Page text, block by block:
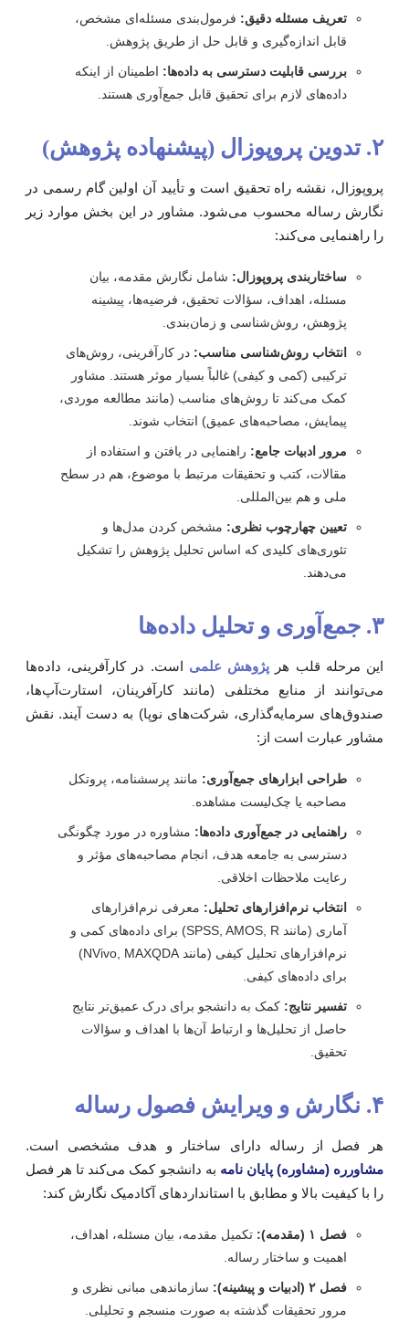
تعریف مسئله دقیق:فرمول‌بندی مسئله‌ای مشخص،
قابل اندازه‌گیری و قابل حل از طریق پژوهش.
بررسی قابلیت دسترسی به داده‌ها: اطمینان از اینکه
داده‌های لازم برای تحقیق قابل جمع‌آوری هستند.
نقشه راه تحقیق است و تأیید آن اولین گام رسمی در
رساله محسوب می‌شود. مشاور در این بخش موارد زیر
راهنمایی می‌کند:
ساختاربندی پروپوزال:شامل نگارش مقدمه، بیان
مسئله، اهداف، سؤالات تحقیق، فرضیه‌ها، پیشینه
پژوهش، روش‌شناسی و زمان‌بندی.
انتخاب روش‌شناسی مناسب:در کارآفرینی، روش‌های
ترکیبی (کمی و کیفی) غالباً بسیار موثر هستند. مشاور
کمک می‌کند تا روش‌های مناسب (مانند مطالعه موردی،
پیمایش، مصاحبه‌های عمیق) انتخاب شوند.
مرور ادبیات جامع:راهنمایی در یافتن و استفاده از
مقالات، کتب و تحقیقات مرتبط با موضوع، هم در سطح
ملی و هم بین‌المللی.
تعیین چهارچوب نظری:مشخص کردن مدل‌ها و
تئوری‌های کلیدی که اساس تحلیل پژوهش را تشکیل
می‌دهند.
مرحله قلب هرپژوهش علمیاست. در کارآفرینی، داده‌ها
از منابع مختلفی (مانند کارآفرینان، استارت‌آپ‌ها،
سرمایه‌گذاری، شرکت‌های نوپا) به دست آیند. نقش
عبارت است از:
طراحی ابزارهای جمع‌آوری: مانند پرسشنامه، پروتکل
مصاحبه یا چک‌لیست مشاهده.
راهنمایی در جمع‌آوری داده‌ها: مشاوره در مورد چگونگی
دسترسی به جامعه هدف، انجام مصاحبه‌های مؤثر و
رعایت ملاحظات اخلاقی.
انتخاب نرم‌افزارهای تحلیل:معرفی نرم‌افزارهای
آماری (مانند SPSS, AMOS, R) برای داده‌های کمی و
نرم‌افزارهای تحلیل کیفی (مانند NVivo, MAXQDA)
برای داده‌های کیفی.
تفسیر نتایج: کمک به دانشجو برای درک عمیق‌تر نتایج
حاصل از تحلیل‌ها و ارتباط آن‌ها با اهداف و سؤالات
تحقیق.
فصل از رساله دارای ساختار و هدف مشخصی است.
(مشاوره) پایان نامهبه دانشجو کمک می‌کند تا هر فصل
با کیفیت بالا و مطابق با استانداردهای آکادمیک نگارش کند:
فصل ۱ (مقدمه):
تکمیل مقدمه، بیان مسئله، اهداف،
اهمیت و ساختار رساله.
فصل ۲ (ادبیات و پیشینه):
سازماندهی مبانی نظری و
مرور تحقیقات گذشته به صورت منسجم و تحلیلی.